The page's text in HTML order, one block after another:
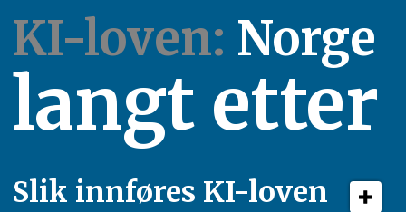
KI-loven: Norge
langt etter
Slik innføres KI-loven